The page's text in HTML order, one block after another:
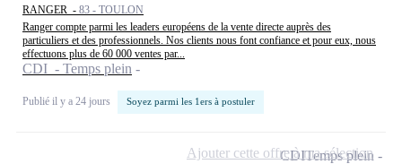
RANGER - 83 - TOULON
Ranger compte parmi les leaders européens de la vente directe auprès des
particuliers et des professionnels. Nos clients nous font confiance et pour eux, nous
effectuons plus de 60 000 ventes par...
CDI - Temps plein
Publié il y a 24 jours Soyez parmi les 1ers à postuler
CDITemps plein
Ajouter cette offre à ma sélection